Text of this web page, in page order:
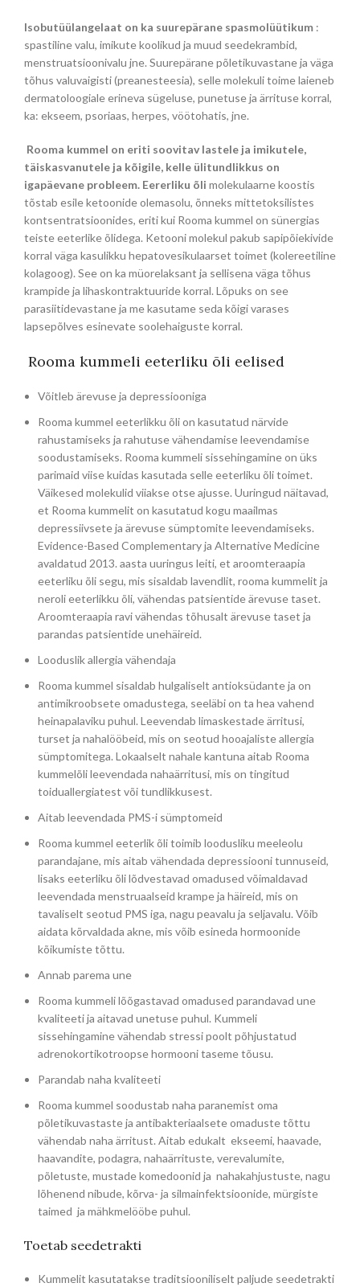
Isobutüülangelaat on ka suurepärane spasmolüütikum :
spastiline valu, imikute koolikud ja muud seedekrambid,
menstruatsioonivalu jne. Suurepärane põletikuvastane ja väga
tõhus valuvaigisti (preanesteesia), selle molekuli toime laieneb
dermatoloogiale erineva sügeluse, punetuse ja ärrituse korral,
ka: ekseem, psoriaas, herpes, vöötohatis, jne.
Rooma kummel on eriti soovitav lastele ja imikutele,
täiskasvanutele ja kõigile, kelle ülitundlikkus on
igapäevane probleem. Eererliku õli molekulaarne koostis
tõstab esile ketoonide olemasolu, õnneks mittetoksilistes
kontsentratsioonides, eriti kui Rooma kummel on sünergias
teiste eeterlike õlidega. Ketooni molekul pakub sapipõiekivide
korral väga kasulikku hepatovesikulaarset toimet (kolereetiline
kolagoog). See on ka müorelaksant ja sellisena väga tõhus
krampide ja lihaskontraktuuride korral. Lõpuks on see
parasiitidevastane ja me kasutame seda kõigi varases
lapsepõlves esinevate soolehaiguste korral.
Rooma kummeli eeterliku õli eelised
Võitleb ärevuse ja depressiooniga
Rooma kummel eeterlikku õli on kasutatud närvide
rahustamiseks ja rahutuse vähendamise leevendamise
soodustamiseks. Rooma kummeli sissehingamine on üks
parimaid viise kuidas kasutada selle eeterliku õli toimet.
Väikesed molekulid viiakse otse ajusse. Uuringud näitavad,
et Rooma kummelit on kasutatud kogu maailmas
depressiivsete ja ärevuse sümptomite leevendamiseks.
Evidence-Based Complementary ja Alternative Medicine
avaldatud 2013. aasta uuringus leiti, et aroomteraapia
eeterliku õli segu, mis sisaldab lavendlit, rooma kummelit ja
neroli eeterlikku õli, vähendas patsientide ärevuse taset.
Aroomteraapia ravi vähendas tõhusalt ärevuse taset ja
parandas patsientide unehäireid.
Looduslik allergia vähendaja
Rooma kummel sisaldab hulgaliselt antioksüdante ja on
antimikroobsete omadustega, seeläbi on ta hea vahend
heinapalaviku puhul. Leevendab limaskestade ärritusi,
turset ja nahalööbeid, mis on seotud hooajaliste allergia
sümptomitega. Lokaalselt nahale kantuna aitab Rooma
kummelõli leevendada nahaärritusi, mis on tingitud
toiduallergiatest või tundlikkusest.
Aitab leevendada PMS-i sümptomeid
Rooma kummel eeterlik õli toimib loodusliku meeleolu
parandajane, mis aitab vähendada depressiooni tunnuseid,
lisaks eeterliku õli lõdvestavad omadused võimaldavad
leevendada menstruaalseid krampe ja häireid, mis on
tavaliselt seotud PMS iga, nagu peavalu ja seljavalu. Võib
aidata kõrvaldada akne, mis võib esineda hormoonide
kõikumiste tõttu.
Annab parema une
Rooma kummeli lõõgastavad omadused parandavad une
kvaliteeti ja aitavad unetuse puhul. Kummeli
sissehingamine vähendab stressi poolt põhjustatud
adrenokortikotroopse hormooni taseme tõusu.
Parandab naha kvaliteeti
Rooma kummel soodustab naha paranemist oma
põletikuvastaste ja antibakteriaalsete omaduste tõttu
vähendab naha ärritust. Aitab edukalt ekseemi, haavade,
haavandite, podagra, nahaärrituste, verevalumite,
põletuste, mustade komedoonid ja nahakahjustuste, nagu
lõhenend nibude, kõrva- ja silmainfektsioonide, mürgiste
taimed ja mähkmelööbe puhul.
Toetab seedetrakti
Kummelit kasutatakse traditsiooniliselt paljude seedetrakti